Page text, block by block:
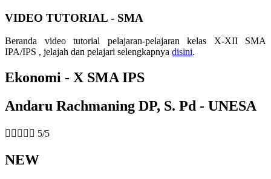
VIDEO TUTORIAL - SMA
Beranda video tutorial pelajaran-pelajaran kelas X-XII SMA
IPA/IPS , jelajah dan pelajari selengkapnya disini.
Ekonomi - X SMA IPS
Andaru Rachmaning DP, S. Pd - UNESA
     5/5
NEW